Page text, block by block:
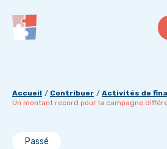
Accueil Contribuer
Activités de
Un montant record pour la campagne
Passé